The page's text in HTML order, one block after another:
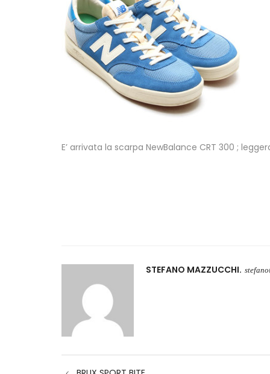
E’ arrivata la scarpa NewBalance CRT 300 ;
STEFANO MAZZUCCHI